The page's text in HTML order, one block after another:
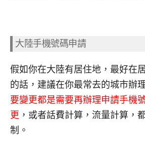
大陸手機號碼申請
假如你在大陸有居住地，最好在
的話，建議在你最常去的城市辦理
要變更都是需要再辦理申請手機
更 ，或者話費計算，流量計算，
制。